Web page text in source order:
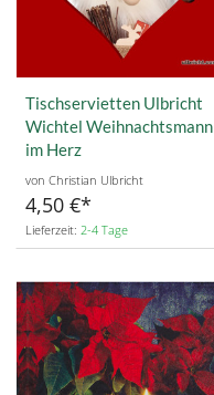
Tischservietten Ulbricht
Wichtel Weihnachtsmann
im Herz
von Christian Ulbricht
4,50 €
Lieferzeit: 2-4 Tage